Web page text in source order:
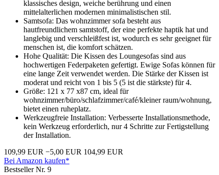
klassisches design, weiche berührung und einen
mittelalterlichen modernen minimalistischen stil.
Samtsofa: Das wohnzimmer sofa besteht aus
hautfreundlichem samtstoff, der eine perfekte haptik hat und
langlebig und verschleißfest ist, wodurch es sehr geeignet für
menschen ist, die komfort schätzen.
Hohe Qualität: Die Kissen des Loungesofas sind aus
hochwertigen Federpaketen gefertigt. Ewige Sofas können für
eine lange Zeit verwendet werden. Die Stärke der Kissen ist
moderat und reicht von 1 bis 5 (5 ist die stärkste) für 4.
Größe: 121 x 77 x87 cm, ideal für
wohnzimmer/büro/schlafzimmer/café/kleiner raum/wohnung,
bietet einen ruheplatz.
Werkzeugfreie Installation: Verbesserte Installationsmethode,
kein Werkzeug erforderlich, nur 4 Schritte zur Fertigstellung
der Installation.
109,99 EUR −5,00 EUR 104,99 EUR
Bei Amazon kaufen*
Bestseller Nr. 9